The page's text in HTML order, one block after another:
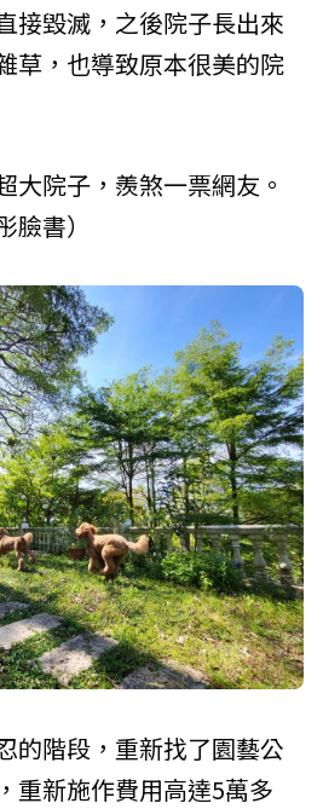
接毀滅，之後院子長出來
草，也導致原本很美的院
院子，羨煞一票網友。
臉書）
的階段，重新找了園藝公
重新施作費用高達5萬多